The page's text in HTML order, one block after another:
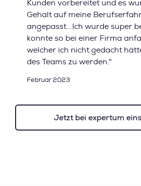
Kunden vorbereitet und es
Gehalt auf meine
angepasst...Ich wurde super
konnte so bei einer Firma
welcher ich nicht gedacht
des Teams zu werden."
Februar 2023
Jetzt bei expertum